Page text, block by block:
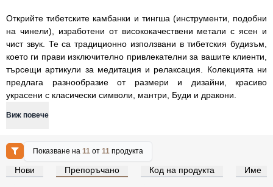
Открийте тибетските камбанки и тингша (инструменти, подобни
на чинели), изработени от висококачествени метали с ясен и
чист звук. Те са традиционно използвани в тибетския будизъм,
което ги прави изключително привлекателни за вашите клиенти,
търсещи артикули за медитация и релаксация. Колекцията ни
предлага разнообразие от размери и дизайни, красиво
украсени с класически символи, мантри, Буди и дракони.
Виж повече
Показване на11 от11 продукта
Нови Препоръчано Код на продукта Име
Влезте за цени на едро Влезте за цени на едро